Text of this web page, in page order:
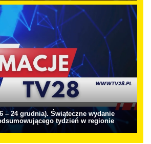
– 24 grudnia). Świąteczne wydanie
tydzień w regionie